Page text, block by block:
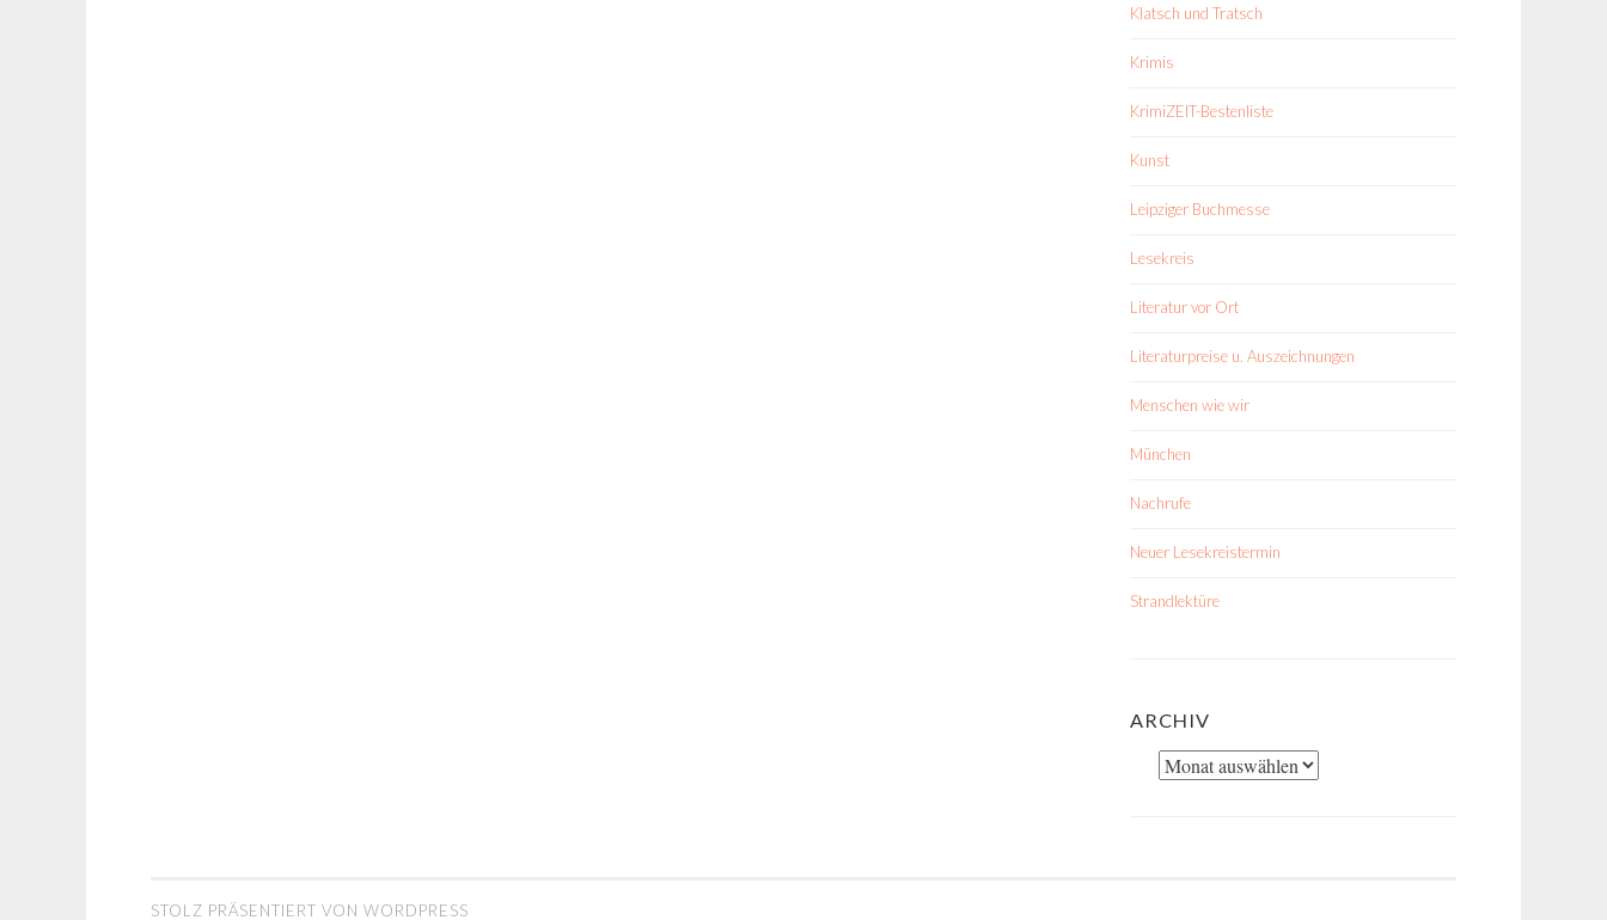
Klatsch und Tratsch
Krimis
KrimiZEIT-Bestenliste
Kunst
Leipziger Buchmesse
Lesekreis
Literatur vor Ort
Literaturpreise u. Auszeichnungen
Menschen wie wir
München
Nachrufe
Neuer Lesekreistermin
Strandlektüre
ARCHIV
Archiv
STOLZ PRÄSENTIERT VON WORDPRESS